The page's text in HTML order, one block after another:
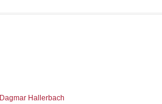
Dagmar Hallerbach